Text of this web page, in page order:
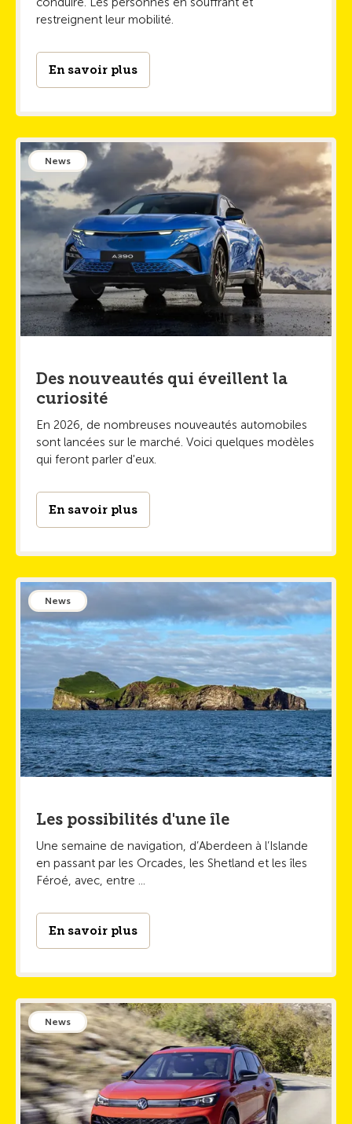
restreignent leur mobilité.
En savoir plus
News
Des nouveautés qui éveillent la
curiosité
En 2026, de nombreuses nouveautés automobiles
sont lancées sur le marché. Voici quelques modèles
qui feront parler d'eux.
En savoir plus
News
Les possibilités d'une île
Une semaine de navigation, d’Aberdeen à l’Islande
en passant par les Orcades, les Shetland et les îles
Féroé, avec, entre ...
En savoir plus
News